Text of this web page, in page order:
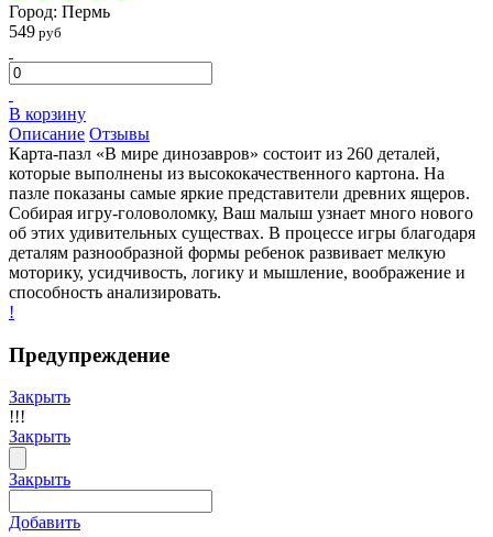
Город: Пермь
549 руб
В корзину
Описание Отзывы
Карта-пазл «В мире динозавров» состоит из 260 деталей,
которые выполнены из высококачественного картона. На
пазле показаны самые яркие представители древних ящеров.
Собирая игру-головоломку, Ваш малыш узнает много нового
об этих удивительных существах. В процессе игры благодаря
деталям разнообразной формы ребенок развивает мелкую
моторику, усидчивость, логику и мышление, воображение и
способность анализировать.
!
Предупреждение
Закрыть
!!!
Закрыть
Закрыть
Добавить